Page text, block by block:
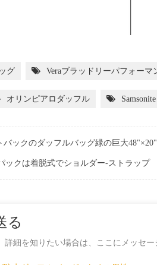
グ Veraブラッドリーパフォー
オリンピアロダッフル
ックのダッフルバッグ緑の巨大48"×20"
ックは着脱式でショルダー-ストラップ
る
詳細を知りたい場合は、ここにメッセ